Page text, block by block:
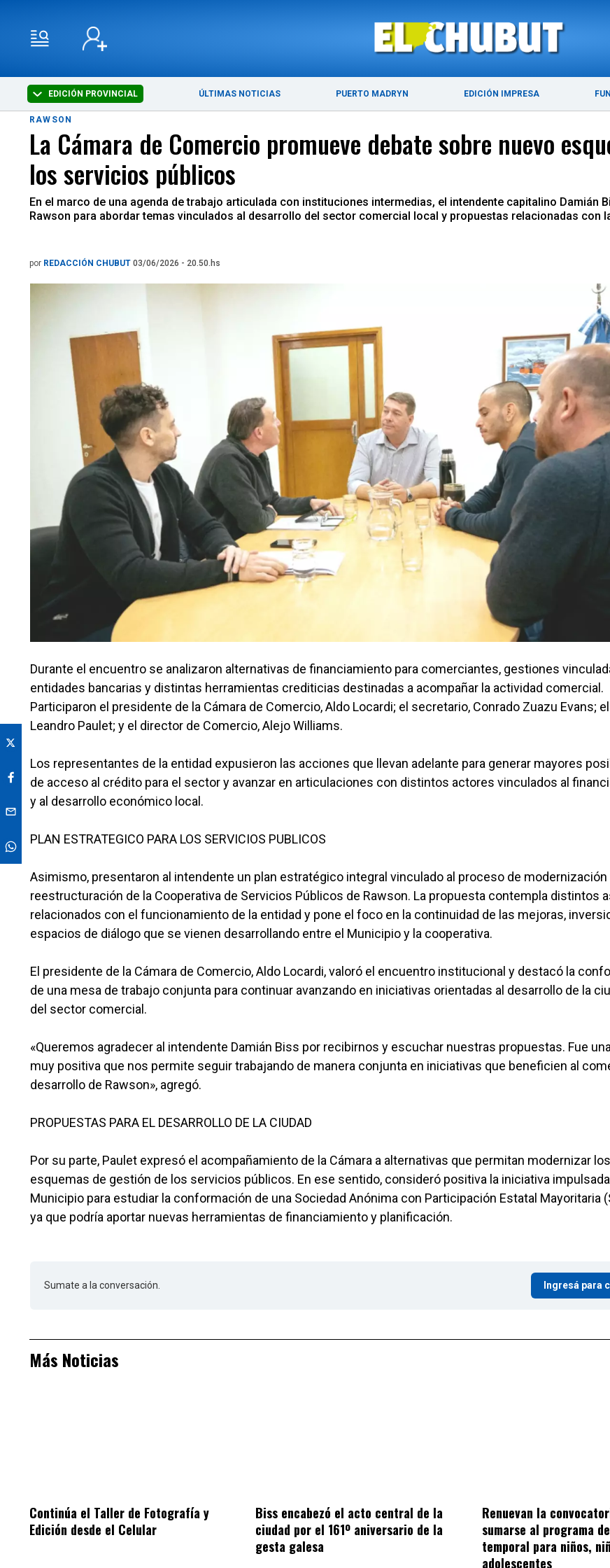
EDICIÓN PROVINCIAL ÚLTIMAS NOTICIAS PUERTO MADRYN EDICIÓN IMPRESA
ÚLTIMAS NOTICIAS PUERTO
RAWSON
La Cámara de Comercio promueve debate sobre nuevo
los servicios públicos
En el marco de una agenda de trabajo articulada con instituciones intermedias, el intendente capitalino Damián
Rawson para abordar temas vinculados al desarrollo del sector comercial local y propuestas relacionadas con
por REDACCIÓN CHUBUT 03/06/2026 - 20.50.hs
Durante el encuentro se analizaron alternativas de financiamiento para comerciantes, gestiones
entidades bancarias y distintas herramientas crediticias destinadas a acompañar la actividad comercial.
Participaron el presidente de la Cámara de Comercio, Aldo Locardi; el secretario, Conrado Zuazu Evans;
Leandro Paulet; y el director de Comercio, Alejo Williams.
Los representantes de la entidad expusieron las acciones que llevan adelante para generar mayores
de acceso al crédito para el sector y avanzar en articulaciones con distintos actores vinculados al
y al desarrollo económico local.
PLAN ESTRATEGICO PARA LOS SERVICIOS PUBLICOS
Asimismo, presentaron al intendente un plan estratégico integral vinculado al proceso de modernización
reestructuración de la Cooperativa de Servicios Públicos de Rawson. La propuesta contempla distintos
relacionados con el funcionamiento de la entidad y pone el foco en la continuidad de las mejoras,
espacios de diálogo que se vienen desarrollando entre el Municipio y la cooperativa.
El presidente de la Cámara de Comercio, Aldo Locardi, valoró el encuentro institucional y destacó la
de una mesa de trabajo conjunta para continuar avanzando en iniciativas orientadas al desarrollo de la
del sector comercial.
«Queremos agradecer al intendente Damián Biss por recibirnos y escuchar nuestras propuestas. Fue
muy positiva que nos permite seguir trabajando de manera conjunta en iniciativas que beneficien al
desarrollo de Rawson», agregó.
PROPUESTAS PARA EL DESARROLLO DE LA CIUDAD
Por su parte, Paulet expresó el acompañamiento de la Cámara a alternativas que permitan modernizar los
esquemas de gestión de los servicios públicos. En ese sentido, consideró positiva la iniciativa impulsada
Municipio para estudiar la conformación de una Sociedad Anónima con Participación Estatal Mayoritaria
ya que podría aportar nuevas herramientas de financiamiento y planificación.
Sumate a la conversación. Ingresá para
Más Noticias
Continúa el Taller de Fotografía y
Edición desde el Celular
Biss encabezó el acto central de la
ciudad por el 161º aniversario de la
gesta galesa
Renuevan la
sumarse al programa
temporal para niños,
adolescentes